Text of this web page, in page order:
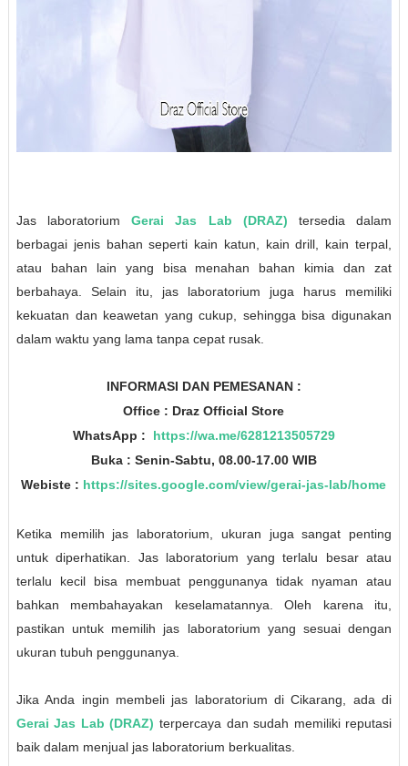
Jas laboratoriumGerai Jas Lab (DRAZ) tersedia dalam
berbagai jenis bahan seperti kain katun, kain drill, kain terpal,
atau bahan lain yang bisa menahan bahan kimia dan zat
berbahaya. Selain itu, jas laboratorium juga harus memiliki
kekuatan dan keawetan yang cukup, sehingga bisa digunakan
dalam waktu yang lama tanpa cepat rusak.
INFORMASI DAN PEMESANAN :
Office : Draz Official Store
WhatsApp : https://wa.me/6281213505729
Buka : Senin-Sabtu, 08.00-17.00 WIB
Webiste : https://sites.google.com/view/gerai-jas-lab/home
Ketika memilih jas laboratorium, ukuran juga sangat penting
untuk diperhatikan. Jas laboratorium yang terlalu besar atau
terlalu kecil bisa membuat penggunanya tidak nyaman atau
bahkan membahayakan keselamatannya. Oleh karena itu,
pastikan untuk memilih jas laboratorium yang sesuai dengan
ukuran tubuh penggunanya.
Jika Anda ingin membeli jas laboratorium di Cikarang, ada di
Gerai Jas Lab (DRAZ) terpercaya dan sudah memiliki reputasi
baik dalam menjual jas laboratorium berkualitas.